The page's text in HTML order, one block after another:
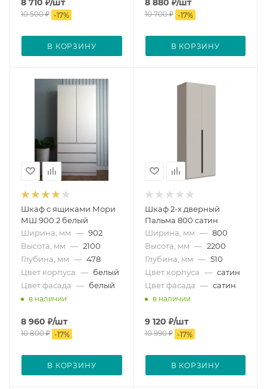
8 710 ₽/шт
10 500₽ -17%
В КОРЗИНУ
8 880 ₽/шт
10 700₽ -17%
В КОРЗИНУ
Шкаф с ящиками Мори
МШ 900.2 белый
Ширина, мм — 902
Высота, мм — 2100
Глубина, мм — 478
Цвет корпуса — белый
Цвет фасада — белый
в наличии
8 960 ₽/шт
10 800₽ -17%
В КОРЗИНУ
Шкаф 2-х дверный
Пальма 800 сатин
Ширина, мм — 800
Высота, мм — 2200
Глубина, мм — 510
Цвет корпуса — сатин
Цвет фасада — сатин
в наличии
9 120 ₽/шт
10 990₽ -17%
В КОРЗИНУ